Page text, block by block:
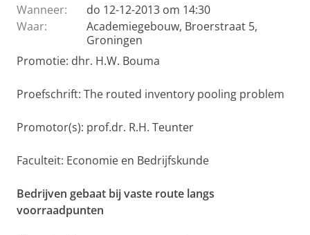
Wanneer:
do 12-12-2013 om 14:30
Waar:
Academiegebouw, Broerstraat 5,
Groningen
Promotie: dhr. H.W. Bouma
Proefschrift: The routed inventory pooling problem
Promotor(s): prof.dr. R.H. Teunter
Faculteit: Economie en Bedrijfskunde
Bedrijven gebaat bij vaste route langs
voorraadpunten